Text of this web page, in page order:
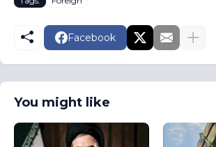
Facebook
You might like